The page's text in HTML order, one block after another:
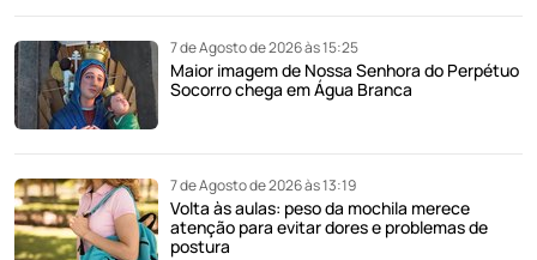
7 de Agosto de 2026 às 15:25
Maior imagem de Nossa Senhora do Perpétuo
Socorro chega em Água Branca
7 de Agosto de 2026 às 13:19
Volta às aulas: peso da mochila merece
atenção para evitar dores e problemas de
postura